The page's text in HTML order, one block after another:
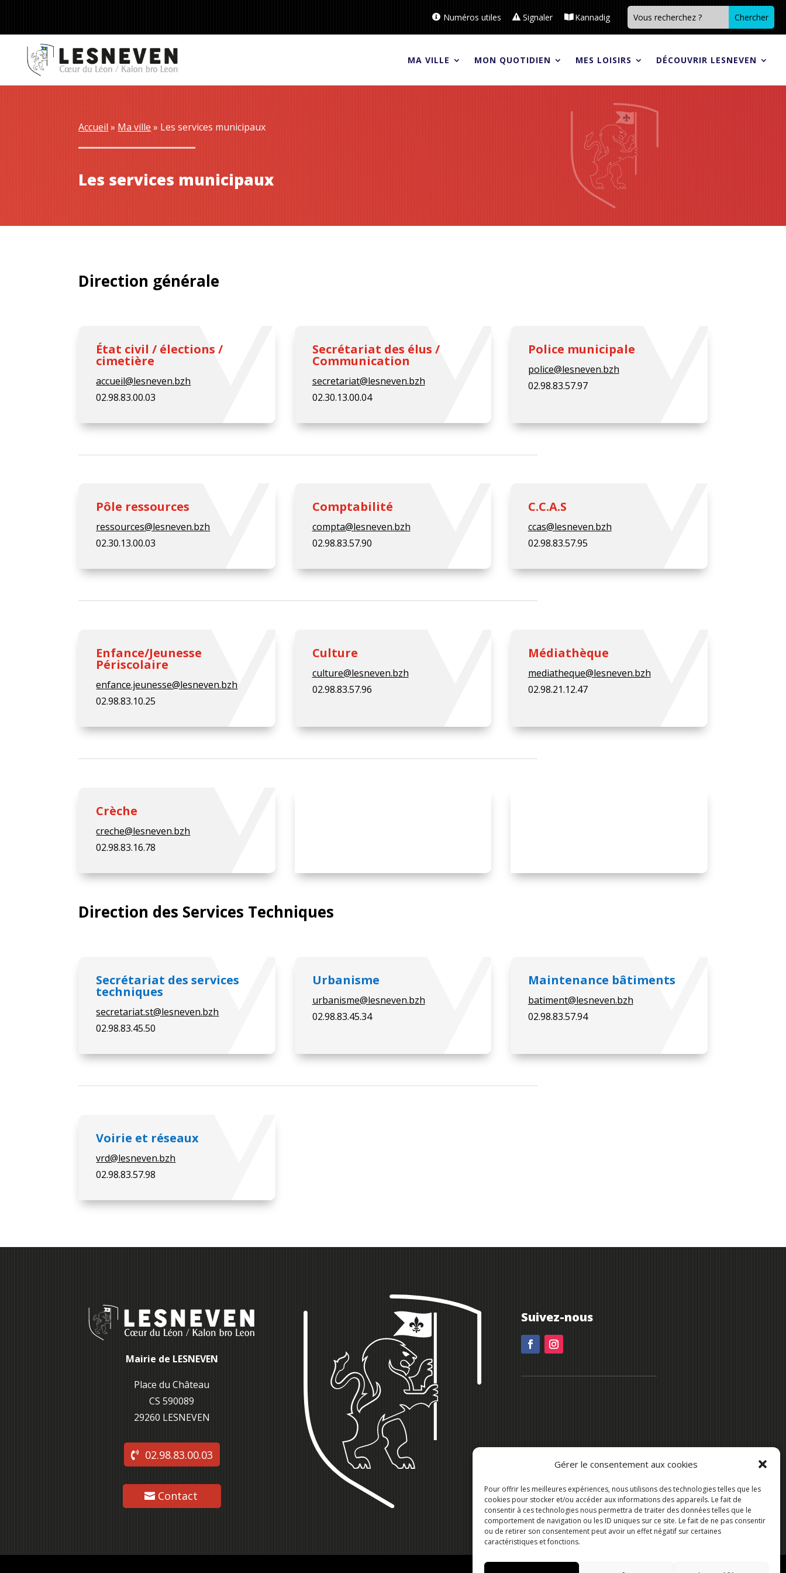
Gérer le consentement aux cookies
Pour offrir les meilleures expériences, nous utilisons des technologies telles que les
cookies pour stocker et/ou accéder aux informations des appareils. Le fait de
consentir à ces technologies nous permettra de traiter des données telles que le
comportement de navigation ou les ID uniques sur ce site. Le fait de ne pas consentir
ou de retirer son consentement peut avoir un effet négatif sur certaines
caractéristiques et fonctions.
Numéros utiles Signaler Kannadig
MA VILLE MON QUOTIDIEN MES LOISIRS DÉCOUVRIR LESNEVEN
Accueil » Ma ville » Les services municipaux
Les services municipaux
Direction générale
État civil / élections /
cimetière
accueil@lesneven.bzh
02.98.83.00.03
Secrétariat des élus /
Communication
secretariat@lesneven.bzh
02.30.13.00.04
Police municipale
police@lesneven.bzh
02.98.83.57.97
Pôle ressources
ressources@lesneven.bzh
02.30.13.00.03
Comptabilité
compta@lesneven.bzh
02.98.83.57.90
C.C.A.S
ccas@lesneven.bzh
02.98.83.57.95
Enfance/Jeunesse
Périscolaire
enfance.jeunesse@lesneven.bzh
02.98.83.10.25
Culture
culture@lesneven.bzh
02.98.83.57.96
Médiathèque
mediatheque@lesneven.bzh
02.98.21.12.47
Crèche
creche@lesneven.bzh
02.98.83.16.78
Direction des Services Techniques
Secrétariat des services
techniques
secretariat.st@lesneven.bzh
02.98.83.45.50
Urbanisme
urbanisme@lesneven.bzh
02.98.83.45.34
Maintenance bâtiments
batiment@lesneven.bzh
02.98.83.57.94
Voirie et réseaux
vrd@lesneven.bzh
02.98.83.57.98
Mairie de LESNEVEN
Place du Château
CS 590089
29260 LESNEVEN
02.98.83.00.03
Contact
Suivez-nous